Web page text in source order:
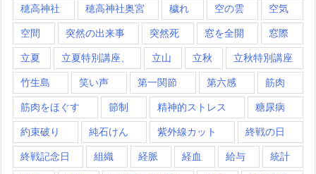
穂高神社 穂高神社奥宮 穢れ 空の雲 空気
空間 突然の出来事 突然死 窓を全開 窓際
立夏 立夏特別講座、 立山 立秋 立秋特別講座
竹生島 笑い声 第一関節 第六感 筋肉
筋肉をほぐす 節制 精神的ストレス 糖尿病
約束破り 純石けん 紫外線カット 終戦の日
終戦記念日 組織 経脈 経血 給与 統計